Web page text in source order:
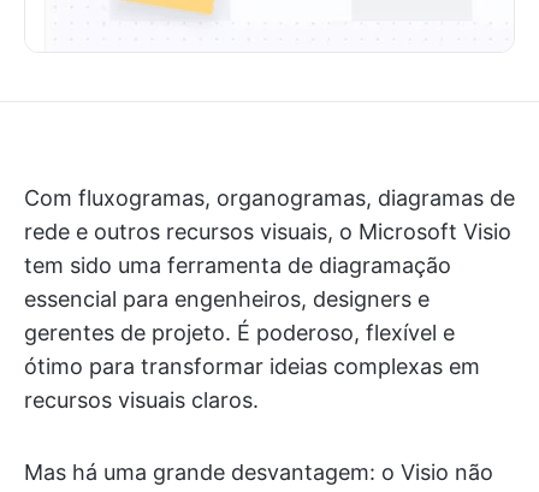
Com fluxogramas, organogramas, diagramas de
rede e outros recursos visuais, o Microsoft Visio
tem sido uma ferramenta de diagramação
essencial para engenheiros, designers e
gerentes de projeto. É poderoso, flexível e
ótimo para transformar ideias complexas em
recursos visuais claros.
Mas há uma grande desvantagem: o Visio não